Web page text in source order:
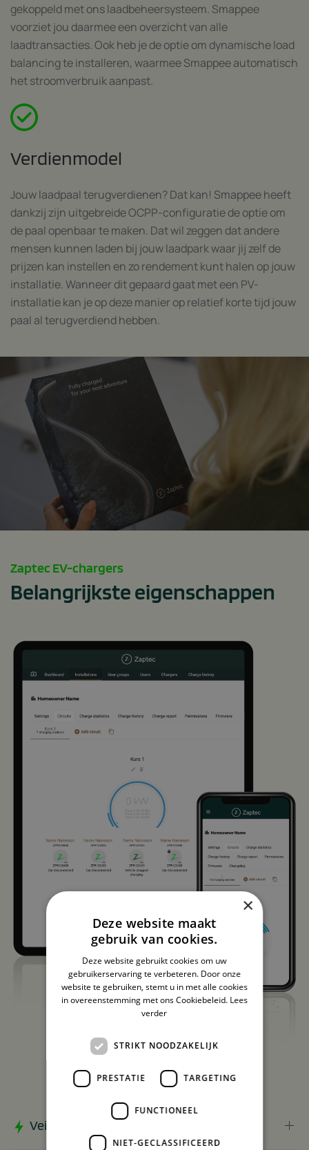
gekoppeld met ons laadbeheersysteem. Smappee
voorziet jou daarmee een overzicht van alle
laadtransacties. Ook heb je de optie om dynamische load
balancing te installeren, waarmee Smappee automatisch
het stroomverbruik aanpast.
Verdienmodel
Jouw laadpaal terugverdienen? Dat kan! Smappee heeft
dankzij zijn uitgebreide OCPP-configuratie de optie om
de paal openbaar te maken. Dat wil zeggen dat andere
mensen kunnen laden bij jouw laadpark waar jij zelf de
prijzen kan instellen en zo rendement kunt halen op jouw
installatie. Wanneer dit gepaard gaat met een PV-
installatie kan je op deze manier op relatief korte tijd jouw
paal al terugverdiend hebben.
Zaptec EV-chargers
Belangrijkste eigenschappen
Veilig en snel
×
Deze website maakt
gebruik van cookies.
Deze website gebruikt cookies om uw
gebruikerservaring te verbeteren. Door onze
website te gebruiken, stemt u in met alle cookies
in overeenstemming met ons Cookiebeleid. Lees
verder
STRIKT NOODZAKELIJK
PRESTATIE TARGETING
FUNCTIONEEL
NIET-GECLASSIFICEERD